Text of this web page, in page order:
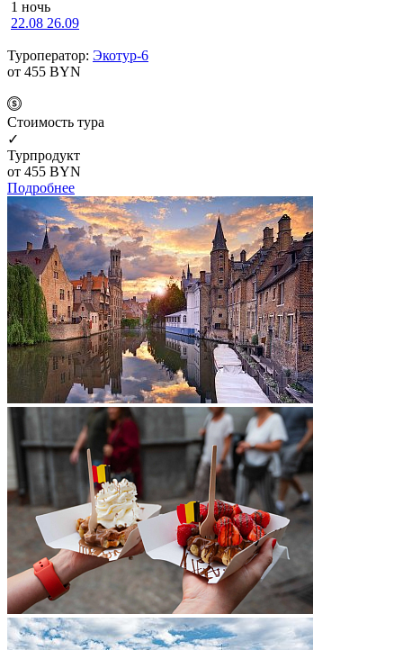
1 ночь
22.08 26.09
Туроператор: Экотур-6
от 455 BYN
Cтоимость тура
✓
Турпродукт
от 455 BYN
Подробнее